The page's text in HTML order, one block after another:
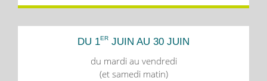
DU 1ER JUIN AU 30 JUIN
du mardi au vendredi
(et samedi matin)